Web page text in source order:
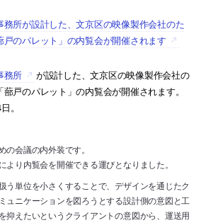
所が設計した、文京区の映像製作会社のた
のパレット」の内覧会が開催されます
務所
が設計した、文京区の映像製作会社の
戸のパレット」の内覧会が開催されます。
。
の会議の内外装です。
より内覧会を開催できる運びとなりました。
う単位を小さくすることで、デザインを通じたク
ュニケーションを図ろうとする設計側の意図と工
抑えたいというクライアントの意図から、運送用